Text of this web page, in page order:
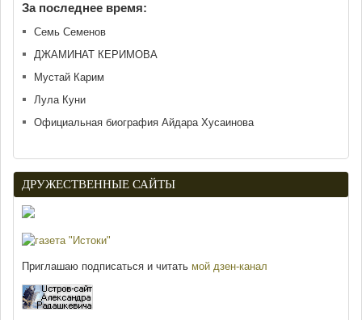
За последнее время:
Семь Семенов
ДЖАМИНАТ КЕРИМОВА
Мустай Карим
Лула Куни
Официальная биография Айдара Хусаинова
ДРУЖЕСТВЕННЫЕ САЙТЫ
Приглашаю подписаться и читать мой дзен-канал